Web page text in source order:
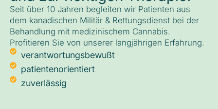
Seit über 10 Jahren begleiten wir Patienten aus
dem kanadischen Militär & Rettungsdienst bei der
Behandlung mit medizinischem Cannabis.
Profitieren Sie von unserer langjährigen Erfahrung.
verantwortungsbewußt
patientenorientiert
zuverlässig